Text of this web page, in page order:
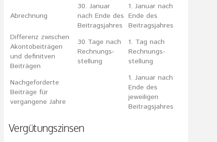
Abrechnung
30. Januar
nach Ende des
Beitrags­jahres
1. Januar nach
Ende des
Beitrags­jahres
Differenz zwischen
Akonto­beiträgen
und definitven
Beiträgen
30 Tage nach
Rechnungs­
stellung
1. Tag nach
Rechnungs­
stellung
Nachgeforderte
Beiträge für
vergangene Jahre
1. Januar nach
Ende des
jeweiligen
Beitragsjahres
Vergütungszinsen